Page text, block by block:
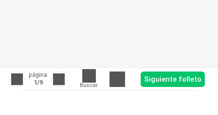
página
1/9 Buscar
Siguiente folleto